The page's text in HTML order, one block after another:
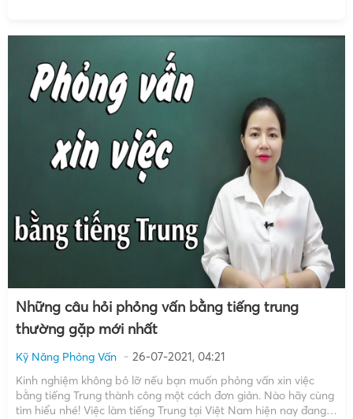
Những câu hỏi phỏng vấn bằng tiếng trung
thường gặp mới nhất
Kỹ Năng Phỏng Vấn 26-07-2021, 04:21
Kinh nghiệm không bỏ lỡ nếu bạn muốn phỏng vấn xin việc
bằng tiếng Trung thành công một cách đơn giản. Nào hãy cùng
tìm hiểu nhé! Việc làm tiếng Trung tại Việt Nam hiện nay đang